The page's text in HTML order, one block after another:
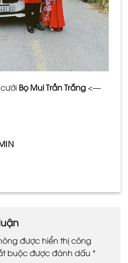
Bọ Mui Trần Trắng<—
được hiển thị công
buộc được đánh dấu *